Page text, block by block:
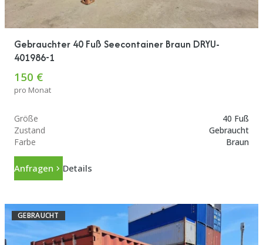
Gebrauchter 40 Fuß Seecontainer Braun DRYU-
401986-1
150 €
pro Monat
Größe
40 Fuß
Zustand
Gebraucht
Farbe
Braun
Anfragen Details
GEBRAUCHT